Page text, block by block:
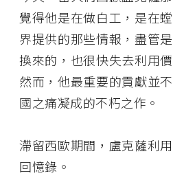
覺得他是在做白工，是在
界提供的那些情報，盡管
換來的，也很快失去利用
然而，他最重要的貢獻並
國之痛凝成的不朽之作。
滯留西歐期間，盧克薩利
回憶錄。